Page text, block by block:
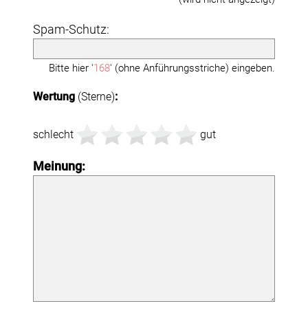
Spam-Schutz:
Bitte hier '168' (ohne Anführungsstriche) eingeben.
Wertung (Sterne):
schlecht gut
Meinung: